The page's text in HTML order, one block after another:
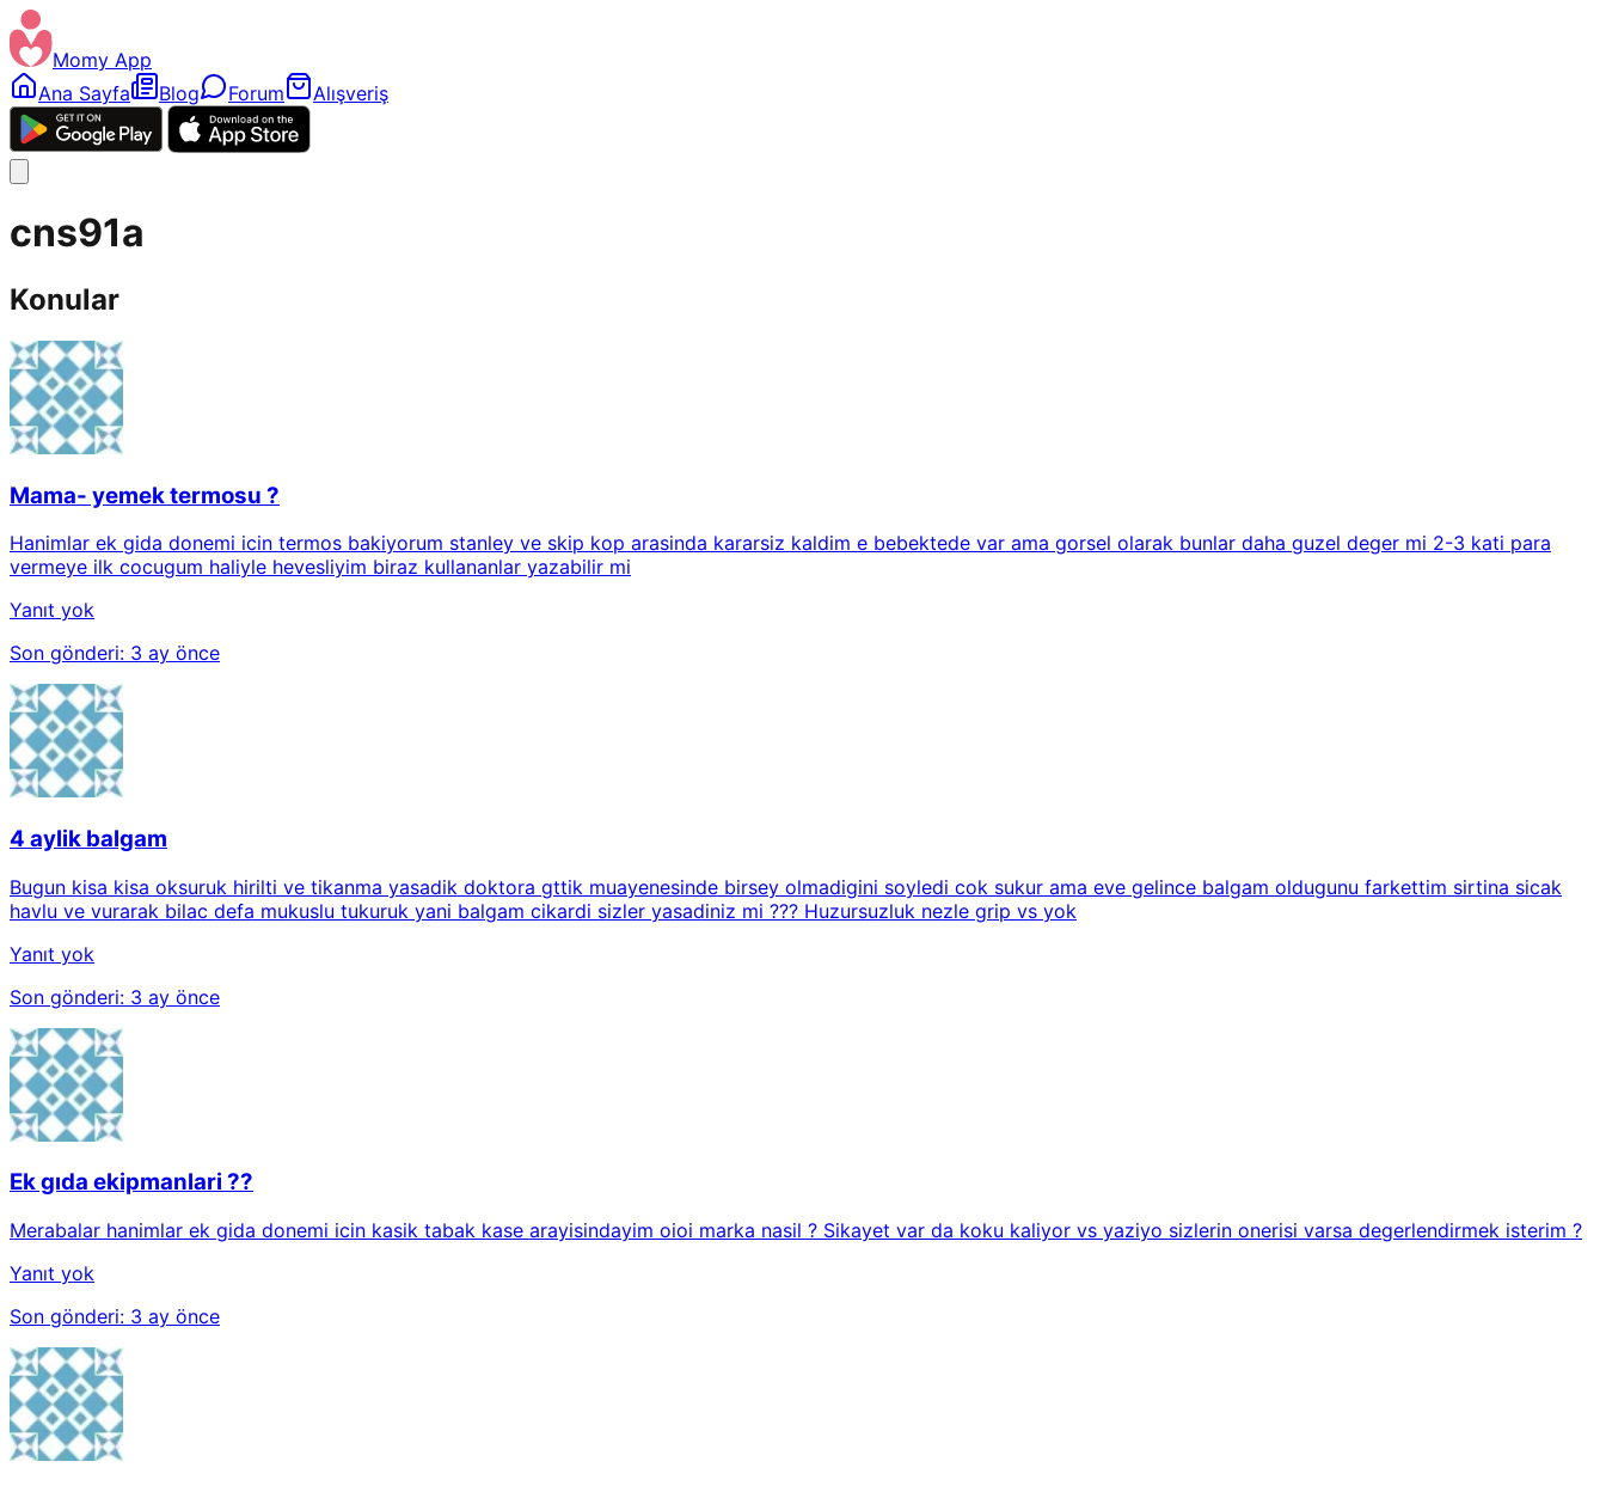
Momy App
Ana Sayfa
Blog Forum Alışveriş
cns91a
Konular
Mama- yemek termosu ?
Hanimlar ek gida donemi icin termos bakiyorum stanley ve skip kop arasinda kararsiz kaldim e bebektede var ama gorsel olarak bunlar daha guzel deger mi 2-3 kati para
vermeye ilk cocugum haliyle hevesliyim biraz kullananlar yazabilir mi
Yanıt yok
Son gönderi: 3 ay önce
4 aylik balgam
Bugun kisa kisa oksuruk hirilti ve tikanma yasadik doktora gttik muayenesinde birsey olmadigini soyledi cok sukur ama eve gelince balgam oldugunu farkettim sirtina sicak
havlu ve vurarak bilac defa mukuslu tukuruk yani balgam cikardi sizler yasadiniz mi ??? Huzursuzluk nezle grip vs yok
Yanıt yok
Son gönderi: 3 ay önce
Ek gıda ekipmanlari ??
Merabalar hanimlar ek gida donemi icin kasik tabak kase arayisindayim oioi marka nasil ? Sikayet var da koku kaliyor vs yaziyo sizlerin onerisi varsa degerlendirmek isterim ?
Yanıt yok
Son gönderi: 3 ay önce